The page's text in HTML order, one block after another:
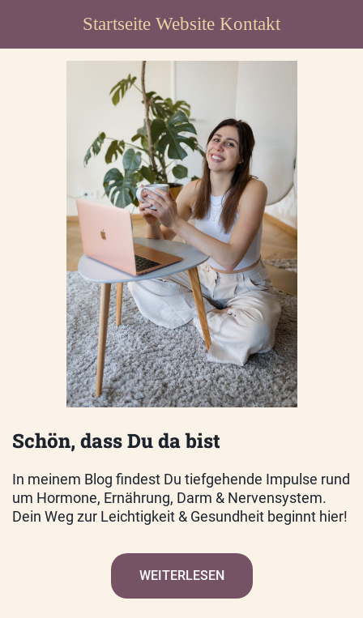
Startseite Website Kontakt
Schön, dass Du da bist
In meinem Blog findest Du tiefgehende Impulse rund
um Hormone, Ernährung, Darm & Nervensystem.
Dein Weg zur Leichtigkeit & Gesundheit beginnt hier!
WEITERLESEN